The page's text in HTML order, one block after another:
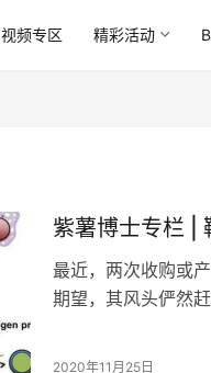
视频专区 精彩活动
紫薯博士专栏 |
最近，两次收购或
期望，其风头俨然
2020年11月25日